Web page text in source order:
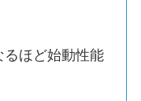
ほど始動性能